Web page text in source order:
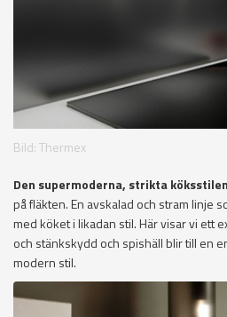
Bild: Thermex
Den supermoderna, strikta köksstilen
på fläkten. En avskalad och stram linje
med köket i likadan stil. Här visar vi ett
och stänkskydd och spishäll blir till en
modern stil.